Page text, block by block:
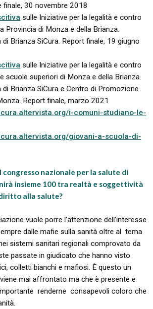
finale, 30 novembre 2018
sulle Iniziative per la legalità e contro
Provincia di Monza e della Brianza.
Brianza SiCura. Report finale, 19 giugno
sulle Iniziative per la legalità e contro
scuole superiori di Monza e della Brianza.
di Brianza SiCura e Centro di Promozione
Report finale, marzo 2021
i-comuni-studiano-le-
giovani-a-scuola-di-
nazionale per la salute di
insieme 100 tra realtà e soggettività
alla salute?
vuole porre l’attenzione dell’interesse
dalle mafie sulla sanità oltre al tema
sistemi sanitari regionali comprovato da
passate in giudicato che hanno visto
colletti bianchi e mafiosi. È questo un
mai affrontato ma che è presente e
renderne consapevoli coloro che